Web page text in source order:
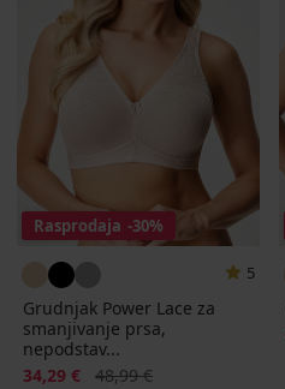
Rasprodaja -30%
5
Grudnjak Power Lace za
smanjivanje prsa,
nepodstav...
Popust
34,29 € Prvobitna cijena
48,99 €